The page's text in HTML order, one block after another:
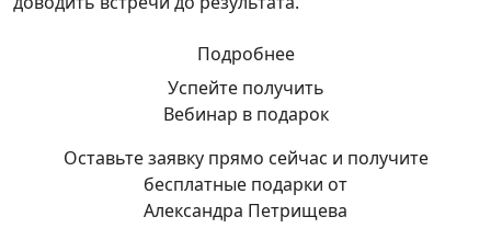
Подробнее
Успейте получить
Вебинар в подарок
Оставьте заявку прямо сейчас и получите
бесплатные подарки от
Александра Петрищева